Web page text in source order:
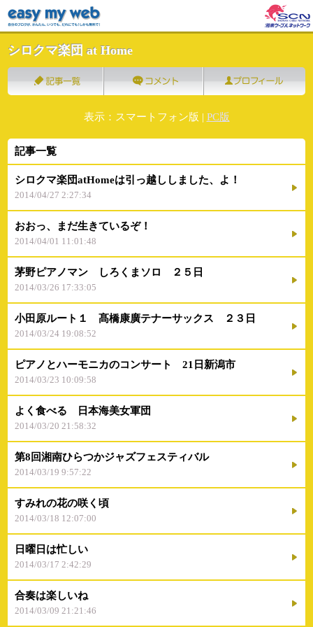
シロクマ楽団 at Home
表示：スマートフォン版 | PC版
記事一覧
シロクマ楽団atHomeは引っ越ししました、よ！
2014/04/27 2:27:34
おおっ、まだ生きているぞ！
2014/04/01 11:01:48
茅野ピアノマン しろくまソロ ２５日
2014/03/26 17:33:05
小田原ルート１ 髙橋康廣テナーサックス ２３日
2014/03/24 19:08:52
ピアノとハーモニカのコンサート 21日新潟市
2014/03/23 10:09:58
よく食べる 日本海美女軍団
2014/03/20 21:58:32
第8回湘南ひらつかジャズフェスティバル
2014/03/19 9:57:22
すみれの花の咲く頃
2014/03/18 12:07:00
日曜日は忙しい
2014/03/17 2:42:29
合奏は楽しいね
2014/03/09 21:21:46